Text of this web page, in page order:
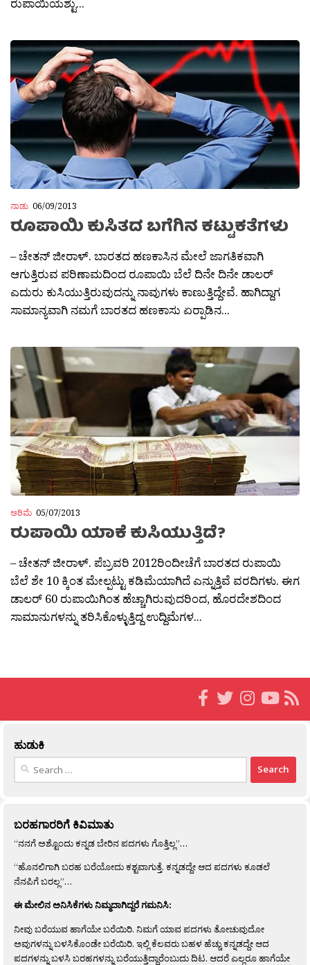
ನಾಡು 06/09/2013
ರೂಪಾಯಿ ಕುಸಿತದ ಬಗೆಗಿನ ಕಟ್ಟುಕತೆಗಳು
– ಚೇತನ್ ಜೀರಾಳ್. ಬಾರತದ ಹಣಕಾಸಿನ ಮೇಲೆ ಜಾಗತಿಕವಾಗಿ
ಆಗುತ್ತಿರುವ ಪರಿಣಾಮದಿಂದ ರೂಪಾಯಿ ಬೆಲೆ ದಿನೇ ದಿನೇ ಡಾಲರ್‍
ಎದುರು ಕುಸಿಯುತ್ತಿರುವುದನ್ನು ನಾವುಗಳು ಕಾಣುತ್ತಿದ್ದೇವೆ. ಹಾಗಿದ್ದಾಗ
ಸಾಮಾನ್ಯವಾಗಿ ನಮಗೆ ಬಾರತದ ಹಣಕಾಸು ಏರ್‍ಪಾಡಿನ...
ಅರಿಮೆ 05/07/2013
ರುಪಾಯಿ ಯಾಕೆ ಕುಸಿಯುತ್ತಿದೆ?
– ಚೇತನ್ ಜೀರಾಳ್. ಪೆಬ್ರವರಿ 2012ರಿಂದೀಚೆಗೆ ಬಾರತದ ರುಪಾಯಿ
ಬೆಲೆ ಶೇ 10 ಕ್ಕಿಂತ ಮೇಲ್ಪಟ್ಟು ಕಡಿಮೆಯಾಗಿದೆ ಎನ್ನುತ್ತಿವೆ ವರದಿಗಳು. ಈಗ
ಡಾಲರ್‍ 60 ರುಪಾಯಿಗಿಂತ ಹೆಚ್ಚಾಗಿರುವುದರಿಂದ, ಹೊರದೇಶದಿಂದ
ಸಾಮಾನುಗಳನ್ನು ತರಿಸಿಕೊಳ್ಳುತ್ತಿದ್ದ ಉದ್ದಿಮೆಗಳ...
ಹುಡುಕಿ
Search
ಬರಹಗಾರರಿಗೆ ಕಿವಿಮಾತು
“ನನಗೆ ಅಶ್ಟೊಂದು ಕನ್ನಡ ಬೇರಿನ ಪದಗಳು ಗೊತ್ತಿಲ್ಲ”…
“ಹೊನಲಿಗಾಗಿ ಬರಹ ಬರೆಯೋದು ಕಶ್ಟವಾಗುತ್ತೆ. ಕನ್ನಡದ್ದೇ ಆದ ಪದಗಳು ಕೂಡಲೆ
ನೆನಪಿಗೆ ಬರಲ್ಲ”…
ಈ ಮೇಲಿನ ಅನಿಸಿಕೆಗಳು ನಿಮ್ಮದಾಗಿದ್ದರೆ ಗಮನಿಸಿ:
ನೀವು ಬರೆಯುವ ಹಾಗೆಯೇ ಬರೆಯಿರಿ. ನಿಮಗೆ ಯಾವ ಪದಗಳು ತೋಚುವುದೋ
ಅವುಗಳನ್ನು ಬಳಸಿಕೊಂಡೇ ಬರೆಯಿರಿ. ಇಲ್ಲಿ ಕೆಲವರು ಬಹಳ ಹೆಚ್ಚು ಕನ್ನಡದ್ದೇ ಆದ
ಪದಗಳನ್ನು ಬಳಸಿ ಬರಹಗಳನ್ನು ಬರೆಯುತ್ತಿದ್ದಾರೆಂಬುದು ದಿಟ. ಆದರೆ ಎಲ್ಲರೂ ಹಾಗೆಯೇ